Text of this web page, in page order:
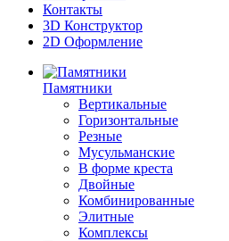
Контакты
3D Конструктор
2D Оформление
Памятники
Вертикальные
Горизонтальные
Резные
Мусульманские
В форме креста
Двойные
Комбинированные
Элитные
Комплексы